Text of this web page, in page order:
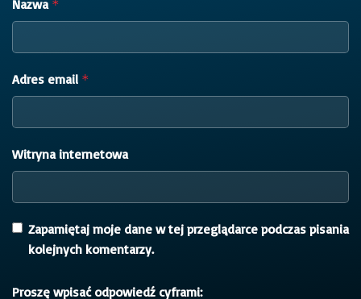
Nazwa *
Adres email *
Witryna internetowa
Zapamiętaj moje dane w tej przeglądarce podczas pisania
kolejnych komentarzy.
Proszę wpisać odpowiedź cyframi: